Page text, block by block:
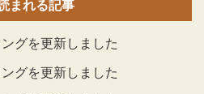
まれる記事
グを更新しました
グを更新しました